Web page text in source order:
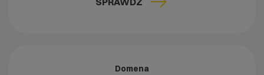
Domena